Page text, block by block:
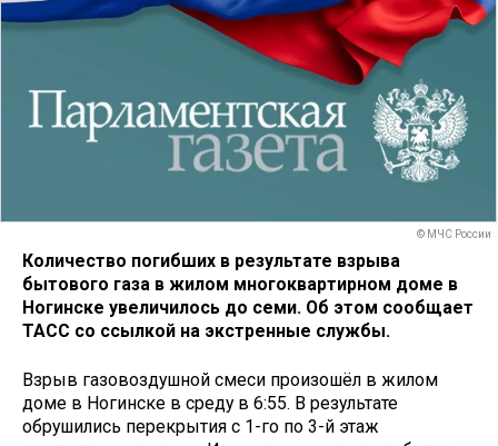
© МЧС России
Количество погибших в результате взрыва
бытового газа в жилом многоквартирном доме в
Ногинске увеличилось до семи. Об этом сообщает
ТАСС со ссылкой на экстренные службы.
Взрыв газовоздушной смеси произошёл в жилом
доме в Ногинске в среду в 6:55. В результате
обрушились перекрытия с 1-го по 3-й этаж